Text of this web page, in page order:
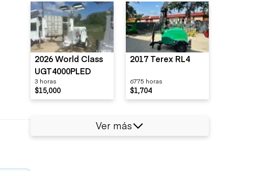
2026 World Class
UGT4000PLED
3 horas
$15,000
2017 Terex RL4
6775 horas
$1,704
Ver más